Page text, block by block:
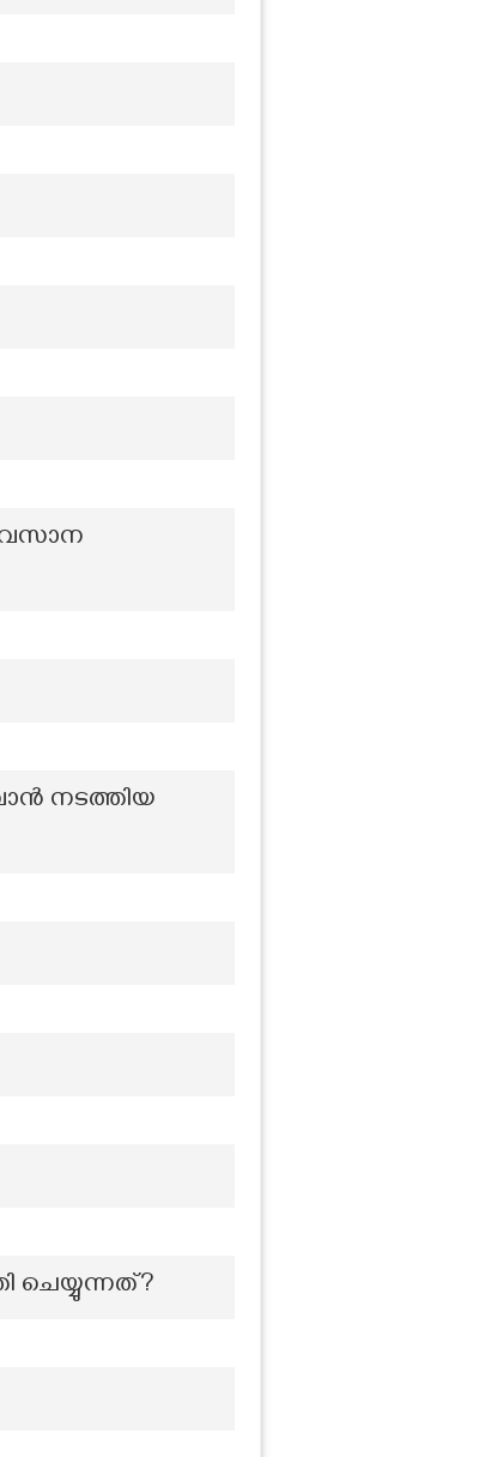
നടത്തിയ
ചെയ്യുന്നത്?